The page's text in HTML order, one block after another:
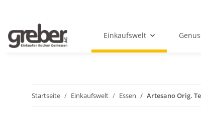
Einkaufswelt
Startseite Einkaufswelt Essen Artesano Orig.